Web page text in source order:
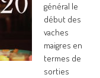
général le
début des
vaches
maigres en
termes de
sorties